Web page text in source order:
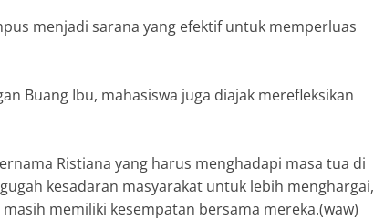
menjadi sarana yang efektif untuk memperluas
Buang Ibu, mahasiswa juga diajak merefleksikan
Ristiana yang harus menghadapi masa tua di
kesadaran masyarakat untuk lebih menghargai,
memiliki kesempatan bersama mereka.(waw)